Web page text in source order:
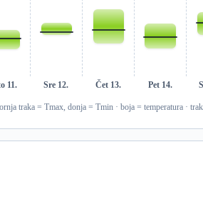
11. Sre 12. Čet 13. Pet 14.
traka = Tmax, donja = Tmin · boja = temperatura ·